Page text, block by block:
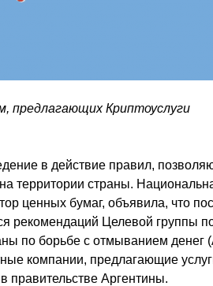
предлагающих Криптоуслуги
в действие правил,
территории страны.
ценных бумаг, объявила, что
рекомендаций Целевой группы
по борьбе с отмыванием денег
компании, предлагающие
правительстве Аргентины.